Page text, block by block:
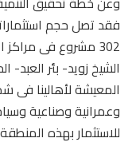
302 مشروع فى
الشيخ زويد- بئر
المعيشة لأهالينا فى
وعمرانية وصناعية
للاستثمار بهذه